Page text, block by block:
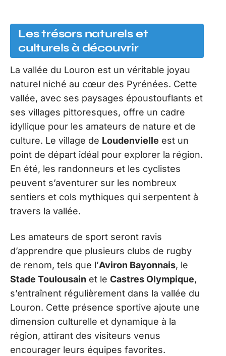
Les trésors naturels et
culturels à découvrir
La vallée du Louron est un véritable joyau
naturel niché au cœur des Pyrénées. Cette
vallée, avec ses paysages époustouflants et
ses villages pittoresques, offre un cadre
idyllique pour les amateurs de nature et de
culture. Le village de Loudenvielle est un
point de départ idéal pour explorer la région.
En été, les randonneurs et les cyclistes
peuvent s’aventurer sur les nombreux
sentiers et cols mythiques qui serpentent à
travers la vallée.
Les amateurs de sport seront ravis
d’apprendre que plusieurs clubs de rugby
de renom, tels que l’Aviron Bayonnais, le
Stade Toulousain et le Castres Olympique,
s’entraînent régulièrement dans la vallée du
Louron. Cette présence sportive ajoute une
dimension culturelle et dynamique à la
région, attirant des visiteurs venus
encourager leurs équipes favorites.